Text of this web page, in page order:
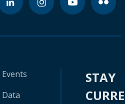
Events
Data
STAY